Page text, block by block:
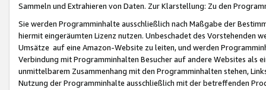
Sammeln und Extrahieren von Daten. Zur Klarstellung: Zu den
Sie werden Programminhalte ausschließlich nach Maßgabe der
hiermit eingeräumten Lizenz nutzen. Unbeschadet des Vorstehenden
Umsätze auf eine Amazon-Website zu leiten, und werden
Verbindung mit Programminhalten Besucher auf andere Websites als
unmittelbarem Zusammenhang mit den Programminhalten stehen,
Nutzung der Programminhalte ausschließlich mit der betreffenden